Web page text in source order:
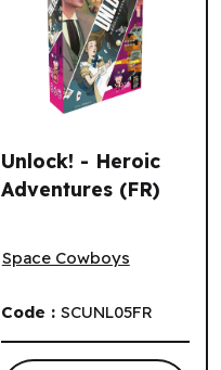
Unlock! - Heroic
Adventures (FR)
Space Cowboys
Code : SCUNL05FR